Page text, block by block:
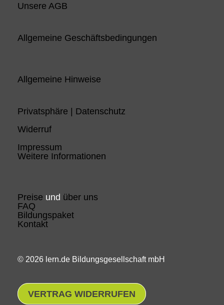
Unsere AGB
Allgemeine Geschäftsbedingungen
Allgemeine Hinweise
Privatsphäre | Datenschutz
Widerruf
Impressum
Weitere Informationen
Preise und über uns
FAQ
Bildungspaket
Kontakt
© 2026 lern.de Bildungsgesellschaft mbH
VERTRAG WIDERRUFEN